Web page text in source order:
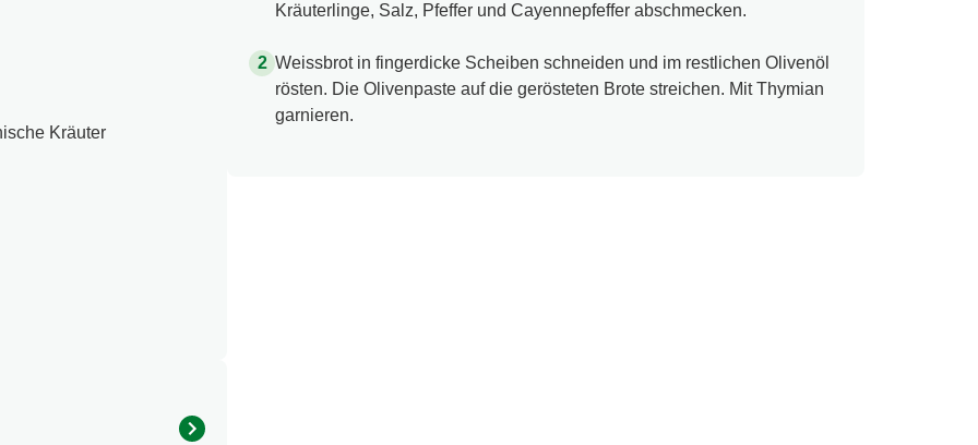
Kräuter
Kräuterlinge, Salz, Pfeffer und Cayennepfeffer abschmecken.
Weissbrot in fingerdicke Scheiben schneiden und im restlichen Olivenöl
rösten. Die Olivenpaste auf die gerösteten Brote streichen. Mit Thymian
garnieren.